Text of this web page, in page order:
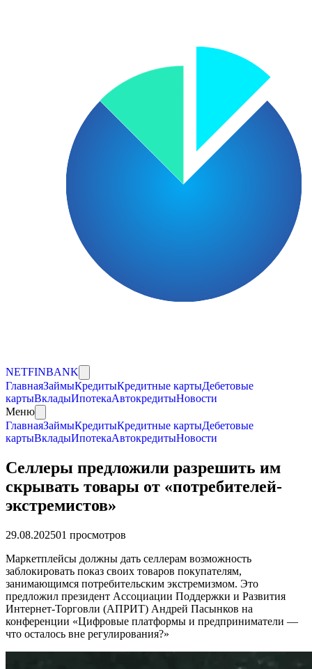
NETFINBANK
ГлавнаяЗаймыКредитыКредитные картыДебетовые
картыВкладыИпотекаАвтокредитыНовости
Меню
ГлавнаяЗаймыКредитыКредитные картыДебетовые
картыВкладыИпотекаАвтокредитыНовости
Селлеры предложили разрешить им
скрывать товары от «потребителей-
экстремистов»
29.08.202501 просмотров
Маркетплейсы должны дать селлерам возможность
заблокировать показ своих товаров покупателям,
занимающимся потребительским экстремизмом. Это
предложил президент Ассоциации Поддержки и Развития
Интернет-Торговли (АПРИТ) Андрей Пасынков на
конференции «Цифровые платформы и предприниматели —
что осталось вне регулирования?»